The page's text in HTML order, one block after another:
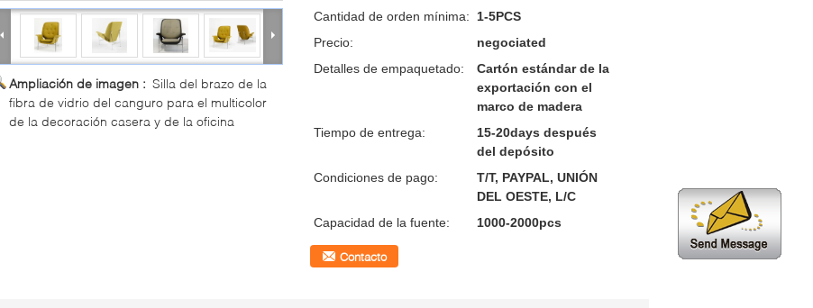
Ampliación de imagen : Silla del brazo de la
fibra de vidrio del canguro para el multicolor
de la decoración casera y de la oficina
Cantidad de orden mínima:
1-5PCS
Precio:
negociated
Detalles de empaquetado:
Cartón estándar de la
exportación con el
marco de madera
Tiempo de entrega:
15-20days después
del depósito
Condiciones de pago:
T/T, PAYPAL, UNIÓN
DEL OESTE, L/C
Capacidad de la fuente:
1000-2000pcs
Contacto